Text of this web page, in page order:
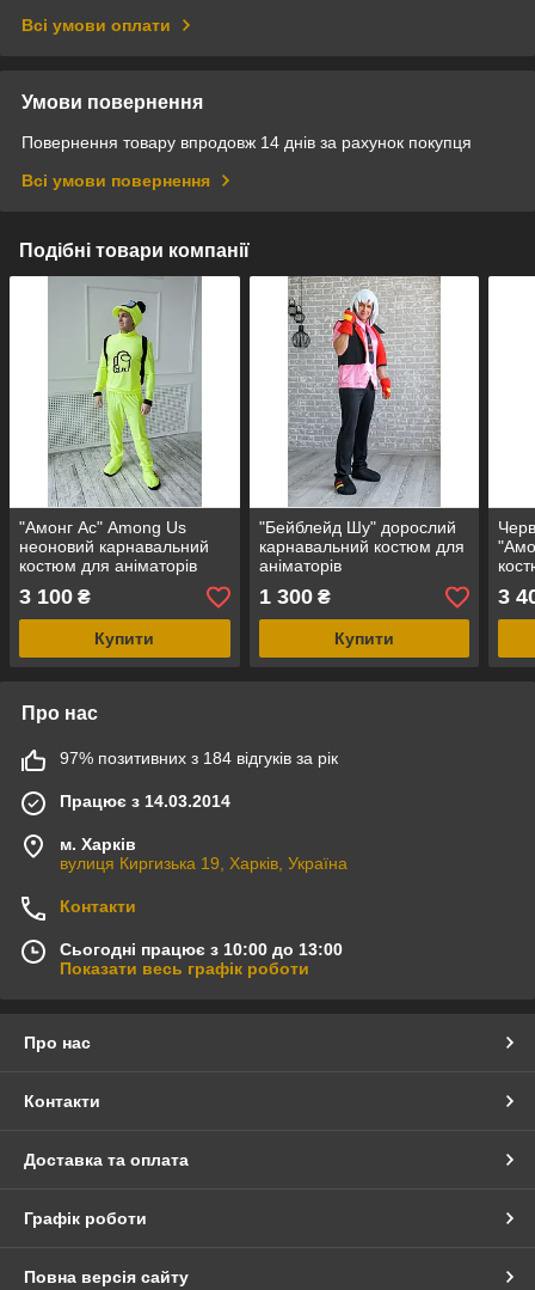
Всі умови оплати
Умови повернення
Повернення товару впродовж 14 днів за рахунок покупця
Всі умови повернення
Подібні товари компанії
"Амонг Ас" Among Us
неоновий карнавальний
костюм для аніматорів
3 100 ₴
Купити
"Бейблейд Шу" дорослий
карнавальний костюм для
аніматорів
1 300₴
Купити
3
Про нас
97% позитивних з 184 відгуків за рік
Працює з 14.03.2014
м. Харків
вулиця Киргизька 19, Харків, Україна
Контакти
Сьогодні працює з 10:00 до 13:00
Показати весь графік роботи
Про нас
Контакти
Доставка та оплата
Графік роботи
Повна версія сайту